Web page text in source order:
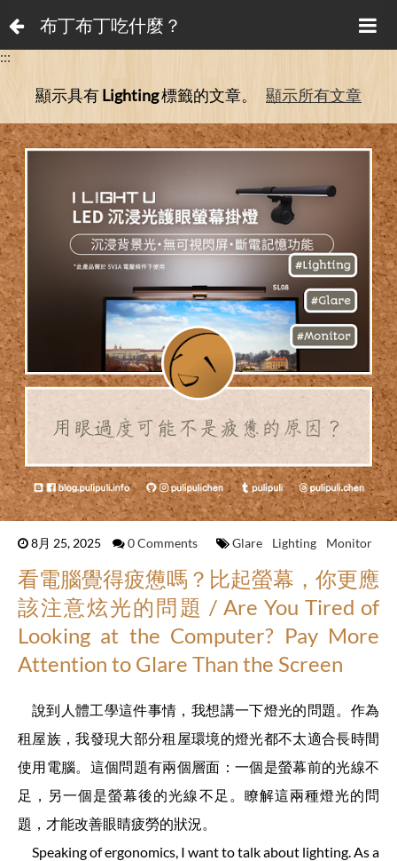
布丁布丁吃什麼？
:::
顯示具有Lighting標籤的文章。 顯示所有文章
8月 25, 2025 0 Comments Glare Lighting Monitor
看電腦覺得疲憊嗎？比起螢幕，你更應
該注意炫光的問題 / Are You Tired of
Looking at the Computer? Pay More
Attention to Glare Than the Screen
說到人體工學這件事情，我想講一下燈光的問題。作為
租屋族，我發現大部分租屋環境的燈光都不太適合長時間
使用電腦。這個問題有兩個層面：一個是螢幕前的光線不
足，另一個是螢幕後的光線不足。瞭解這兩種燈光的問
題，才能改善眼睛疲勞的狀況。
Speaking of ergonomics, I want to talk about lighting. As a